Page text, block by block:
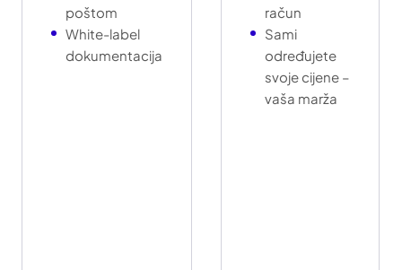
poštom
White-label
dokumentacija
račun
Sami
određujete
svoje cijene –
vaša marža